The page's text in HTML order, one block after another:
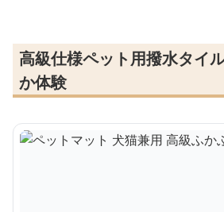
高級仕様ペット用撥水タイ
か体験